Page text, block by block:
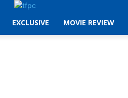
EXCLUSIVE MOVIE REVIEW